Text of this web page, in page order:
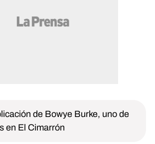
de Bowye Burke, uno de
en El Cimarrón